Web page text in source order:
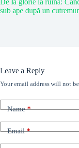
De la glorie la ruină:
sub ape după un
Leave a Reply
Your email address will not
Name*
Email*